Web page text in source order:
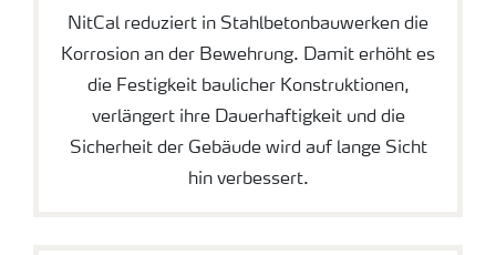
NitCal reduziert in Stahlbetonbauwerken die
Korrosion an der Bewehrung. Damit erhöht es
die Festigkeit baulicher Konstruktionen,
verlängert ihre Dauerhaftigkeit und die
Sicherheit der Gebäude wird auf lange Sicht
hin verbessert.